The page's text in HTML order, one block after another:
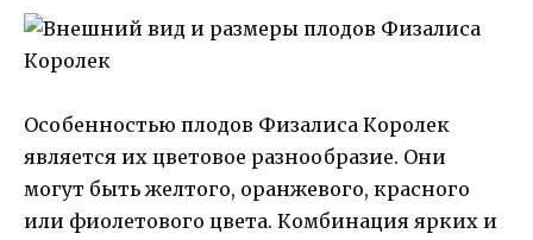
Особенностью плодов Физалиса Королек
является их цветовое разнообразие. Они
могут быть желтого, оранжевого, красного
или фиолетового цвета. Комбинация ярких и